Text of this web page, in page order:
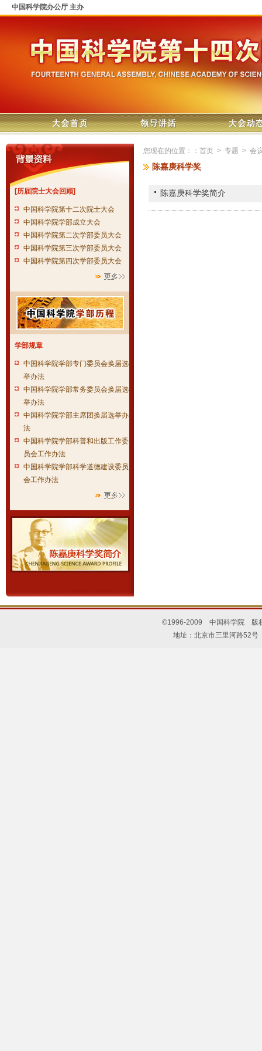
中国科学院办公厅 主办
[历届院士大会回顾]
中国科学院第十二次院士大会
中国科学院学部成立大会
中国科学院第二次学部委员大会
中国科学院第三次学部委员大会
中国科学院第四次学部委员大会
学部规章
中国科学院学部专门委员会换届选
举办法
中国科学院学部常务委员会换届选
举办法
中国科学院学部主席团换届选举办
法
中国科学院学部科普和出版工作委
员会工作办法
中国科学院学部科学道德建设委员
会工作办法
您现在的位置：： 首页 > 专题 > 会
陈嘉庚科学奖
陈嘉庚科学奖简介
©1996-2009 中国科学院 版
地址：北京市三里河路52